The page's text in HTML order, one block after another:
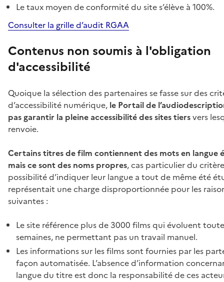
Le taux moyen de conformité du site s’élève à 100%.
Consulter la grille d’audit RGAA
Contenus non soumis à l'obligation
d'accessibilité
Quoique la sélection des partenaires se fasse sur des
d’accessibilité numérique, le Portail de
pas garantir la pleine accessibilité des sites tiersvers
renvoie.
Certains titres de film contiennent des mots en langue
mais ce sont des noms propres, cas particulier du
possibilité d’indiquer leur langue a tout de même été
représentait une charge disproportionnée pour les
suivantes :
Le site référence plus de 3000 films qui évoluent
semaines, ne permettant pas un travail manuel.
Les informations sur les films sont fournies par les
façon automatisée. L’absence d’information
langue du titre est donc la responsabilité de ces